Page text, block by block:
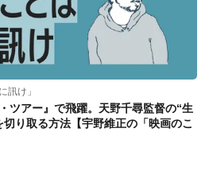
訊け」
ツアー』で飛躍。天野千尋監督の“生
り取る方法【宇野維正の「映画のこ